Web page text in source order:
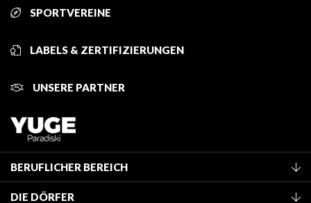
SPORTVEREINE
LABELS & ZERTIFIZIERUNGEN
UNSERE PARTNER
BERUFLICHER BEREICH
Mitglied des Fremdenverkehrsamtes werden
DIE DÖRFER